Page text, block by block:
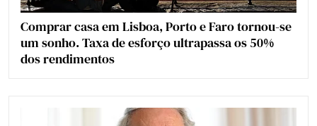
Comprar casa em Lisboa, Porto e Faro tornou-se
um sonho. Taxa de esforço ultrapassa os 50%
dos rendimentos